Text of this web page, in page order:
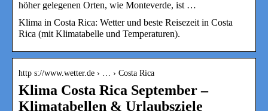
höher gelegenen Orten, wie Monteverde, ist …
Klima in Costa Rica: Wetter und beste Reisezeit in Costa
Rica (mit Klimatabelle und Temperaturen).
http s://www.wetter.de › … › Costa Rica
Klima Costa Rica September –
Klimatabellen & Urlaubsziele